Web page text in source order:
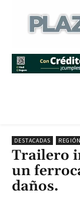
DESTACADAS REGIÓN
Trailero
un
daños.